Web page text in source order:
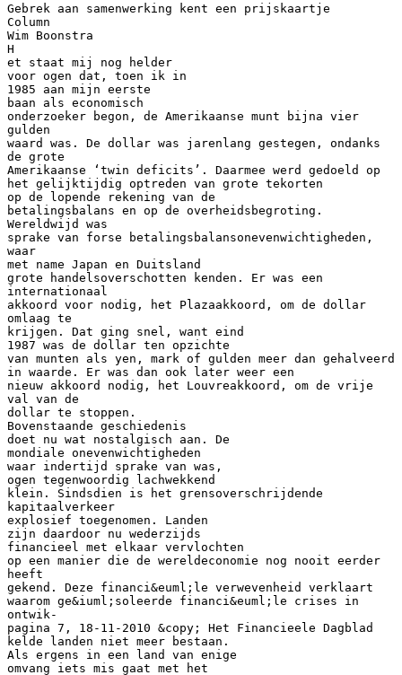
Gebrek aan samenwerking kent een prijskaartje
Column
Wim Boonstra
H
et staat mij nog helder
voor ogen dat, toen ik in
1985 aan mijn eerste
baan als economisch
onderzoeker begon, de Amerikaanse munt bijna vier
gulden
waard was. De dollar was jarenlang gestegen, ondanks
de grote
Amerikaanse ‘twin deficits’. Daarmee werd gedoeld op
het gelijktijdig optreden van grote tekorten
op de lopende rekening van de
betalingsbalans en op de overheidsbegroting.
Wereldwijd was
sprake van forse betalingsbalansonevenwichtigheden,
waar
met name Japan en Duitsland
grote handelsoverschotten kenden. Er was een
internationaal
akkoord voor nodig, het Plazaakkoord, om de dollar
omlaag te
krijgen. Dat ging snel, want eind
1987 was de dollar ten opzichte
van munten als yen, mark of gulden meer dan gehalveerd
in waarde. Er was dan ook later weer een
nieuw akkoord nodig, het Louvreakkoord, om de vrije
val van de
dollar te stoppen.
Bovenstaande geschiedenis
doet nu wat nostalgisch aan. De
mondiale onevenwichtigheden
waar indertijd sprake van was,
ogen tegenwoordig lachwekkend
klein. Sindsdien is het grensoverschrijdende
kapitaalverkeer
explosief toegenomen. Landen
zijn daardoor nu wederzijds
financieel met elkaar vervlochten
op een manier die de wereldeconomie nog nooit eerder
heeft
gekend. Deze financi&euml;le verwevenheid verklaart
waarom ge&iuml;soleerde financi&euml;le crises in
ontwik-
pagina 7, 18-11-2010 &copy; Het Financieele Dagblad
kelde landen niet meer bestaan.
Als ergens in een land van enige
omvang iets mis gaat met het